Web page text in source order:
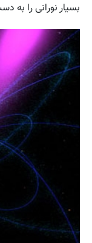
بسیار نورانی را به